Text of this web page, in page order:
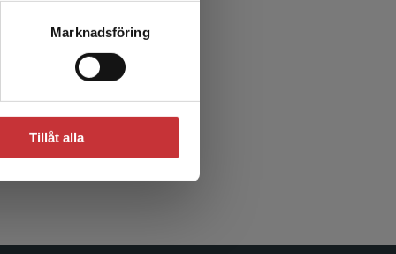
Marknadsföring
Tillåt alla